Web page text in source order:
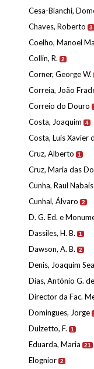
Cesa-Bianchi,
Chaves, Roberto 3
Coelho, Manoel
Collin, R. 2
Corner, George W.
Correia, João
Correio do Douro
Costa, Joaquim 4
Costa, Luis Xavier
Cruz, Alberto 1
Cruz, Maria das
Cunha, Raul
Cunhal, Álvaro 2
D. G. Ed. e
Dassiles, H. B. 1
Dawson, A. B. 2
Denis, Joaquim
Dias, António G.
Director da Fac.
Domingues, Jorge
Dulzetto, F. 1
Eduarda, Maria 21
Elognior 2